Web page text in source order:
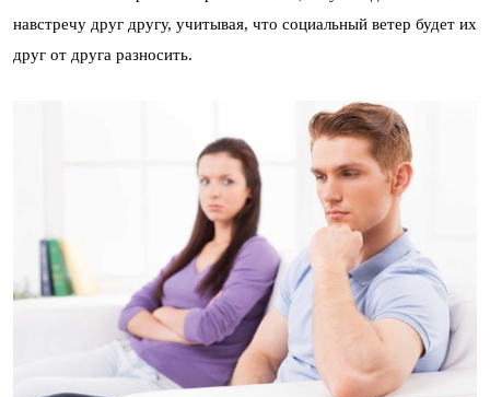
навстречу друг другу, учитывая, что социальный ветер будет их
друг от друга разносить.